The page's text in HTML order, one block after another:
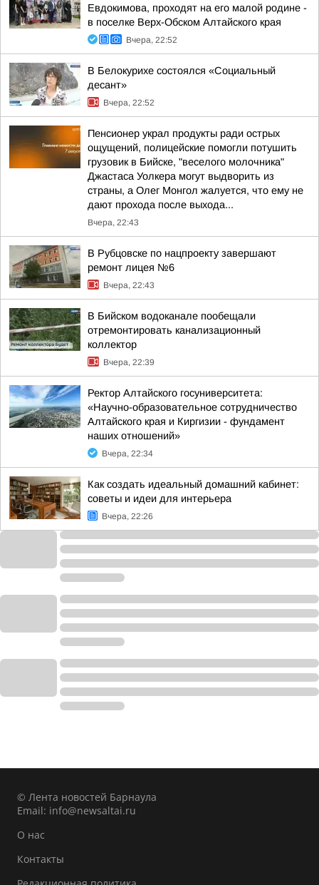
Евдокимова, проходят на его малой родине -
в поселке Верх-Обском Алтайского края
Вчера, 22:52
В Белокурихе состоялся «Социальный
десант»
Вчера, 22:52
Пенсионер украл продукты ради острых
ощущений, полицейские помогли потушить
грузовик в Бийске, "веселого молочника"
Джастаса Уолкера могут выдворить из
страны, а Олег Монгол жалуется, что ему не
дают прохода после выхода...
Вчера, 22:43
В Рубцовске по нацпроекту завершают
ремонт лицея №6
Вчера, 22:43
В Бийском водоканале пообещали
отремонтировать канализационный
коллектор
Вчера, 22:39
Ректор Алтайского госуниверситета:
«Научно-образовательное сотрудничество
Алтайского края и Киргизии - фундамент
наших отношений»
Вчера, 22:34
Как создать идеальный домашний кабинет:
советы и идеи для интерьера
Вчера, 22:26
© Лента новостей Барнаула
Email: info@newsaltai.ru
О нас
Контакты